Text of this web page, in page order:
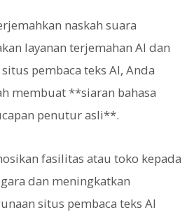
naskah suara
layanan terjemahan AI dan
pembaca teks AI, Anda
membuat **siaran bahasa
penutur asli**.
fasilitas atau toko kepada
dan meningkatkan
situs pembaca teks AI